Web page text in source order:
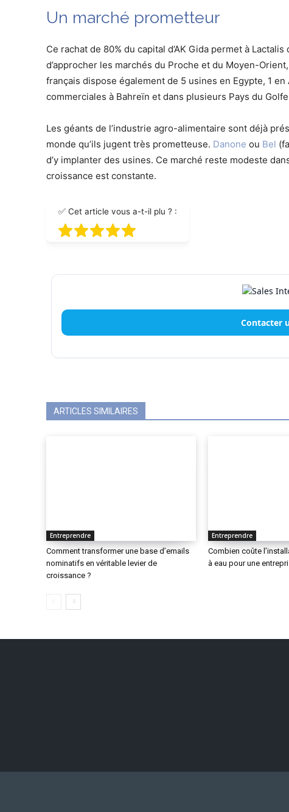
Un marché prometteur
Ce rachat de 80% du capital d’AK Gida permet à
d’approcher les marchés du Proche et du Moyen-
français dispose également de 5 usines en Egypte, 1
commerciales à Bahreïn et dans plusieurs Pays du
Les géants de l’industrie agro-alimentaire sont déjà
monde qu’ils jugent très prometteuse. Danone ou Bel
d’y implanter des usines. Ce marché reste modeste
croissance est constante.
✅ Cet article vous a-t-il plu ? :
Contacter
ARTICLES SIMILAIRES
Entreprendre
Comment transformer une base d’emails
nominatifs en véritable levier de
croissance ?
Entreprendre
Combien coûte
à eau pour une